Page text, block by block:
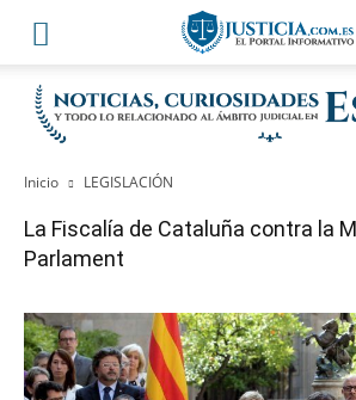
Inicio LEGISLACIÓN
La Fiscalía de Cataluña contra la
Parlament